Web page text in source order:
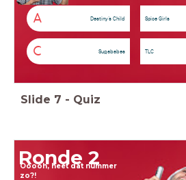
A Destiny’s Child Spice Girls
C Sugababes TLC
Slide 7 - Quiz
Ronde 2
Ooooh, heet dat nummer
zo?!